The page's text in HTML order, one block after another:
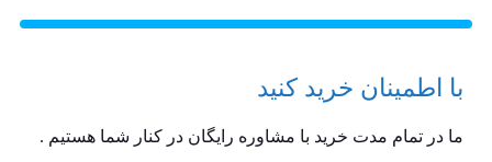
با اطمینان خرید کنید
ما در تمام مدت خرید با مشاوره رایگان در کنار شما هستیم .